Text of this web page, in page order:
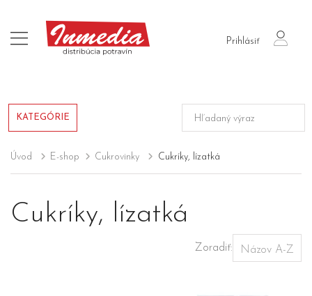
Prihlásiť
login
KATEGÓRIE
Úvod E-shop Cukrovinky Cukríky, lízatká
Cukríky, lízatká
Zoradiť: